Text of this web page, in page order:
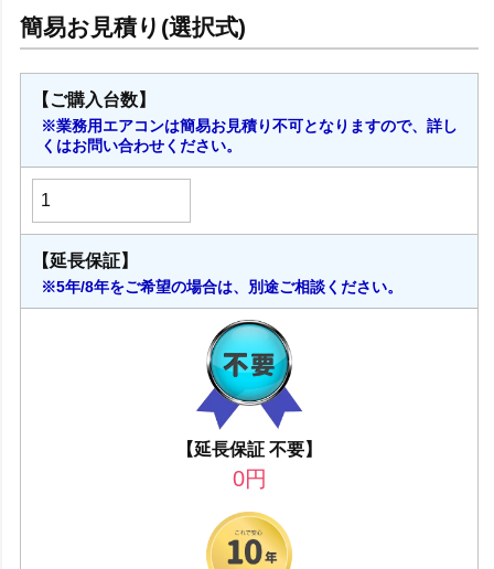
【ご購入台数】
※業務用エアコンは簡易お見積り不可となりますので、詳し
くはお問い合わせください。
【延長保証】
※5年/8年をご希望の場合は、別途ご相談ください。
【延長保証 不要】
0円